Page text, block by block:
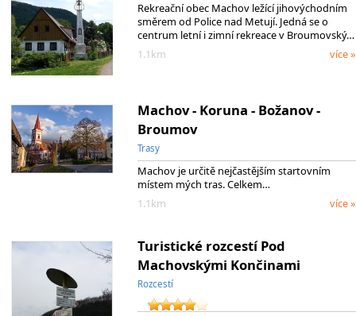
Rekreační obec Machov ležící jihovýchodním
směrem od Police nad Metují. Jedná se o
centrum letní i zimní rekreace v Broumovský…
1.1km
více »
Machov - Koruna - Božanov -
Broumov
Trasy
Machov je určitě nejčastějším startovním
místem mých tras. Celkem…
1.1km
více »
Turistické rozcestí Pod
Machovskými Končinami
Rozcestí